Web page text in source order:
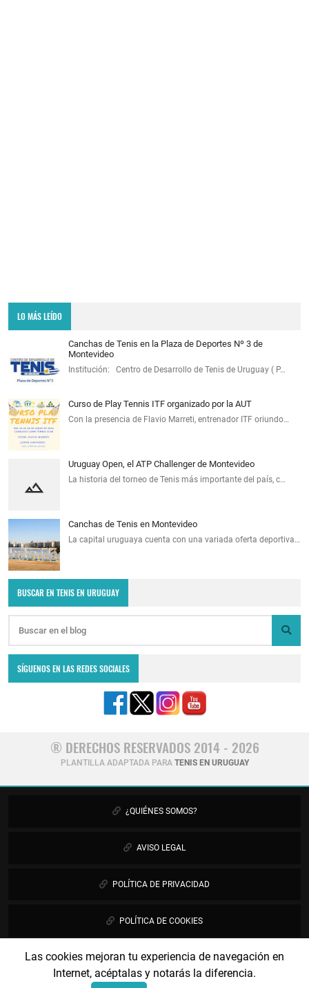
Las cookies mejoran tu experiencia de navegación en
Internet, acéptalas y notarás la diferencia.
LO MÁS LEÍDO
Canchas de Tenis en la Plaza de Deportes Nº 3 de
Montevideo
Institución: Centro de Desarrollo de Tenis de Uruguay ( P…
Curso de Play Tennis ITF organizado por la AUT
Con la presencia de Flavio Marreti, entrenador ITF oriundo…
Uruguay Open, el ATP Challenger de Montevideo
La historia del torneo de Tenis más importante del país, c…
Canchas de Tenis en Montevideo
La capital uruguaya cuenta con una variada oferta deportiva…
BUSCAR EN TENIS EN URUGUAY
SÍGUENOS EN LAS REDES SOCIALES
® DERECHOS RESERVADOS 2014 - 2026
PLANTILLA ADAPTADA PARA TENIS EN URUGUAY
¿QUIÉNES SOMOS?
AVISO LEGAL
POLÍTICA DE PRIVACIDAD
POLÍTICA DE COOKIES
PUBLICIDAD